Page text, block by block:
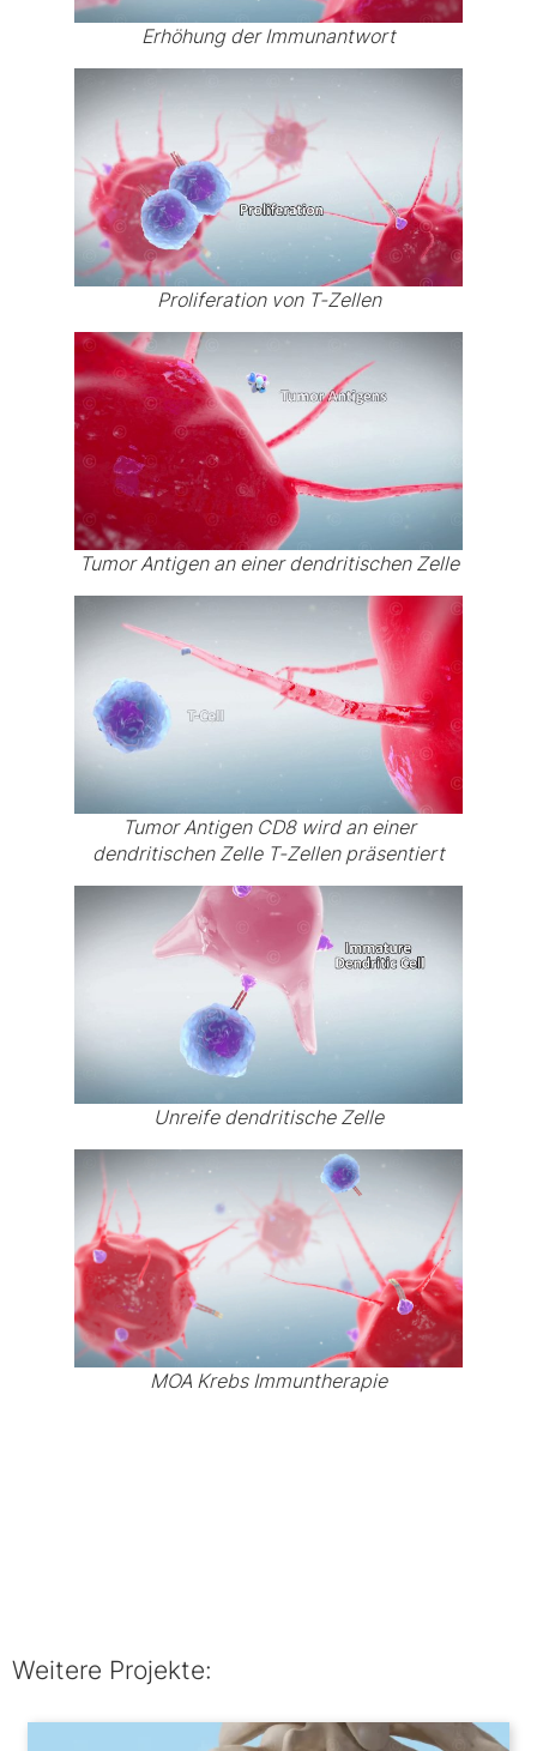
Erhöhung der Immunantwort
Proliferation von T-Zellen
Tumor Antigen an einer dendritischen Zelle
Tumor Antigen CD8 wird an einer
dendritischen Zelle T-Zellen präsentiert
Unreife dendritische Zelle
MOA Krebs Immuntherapie
Weitere Projekte: